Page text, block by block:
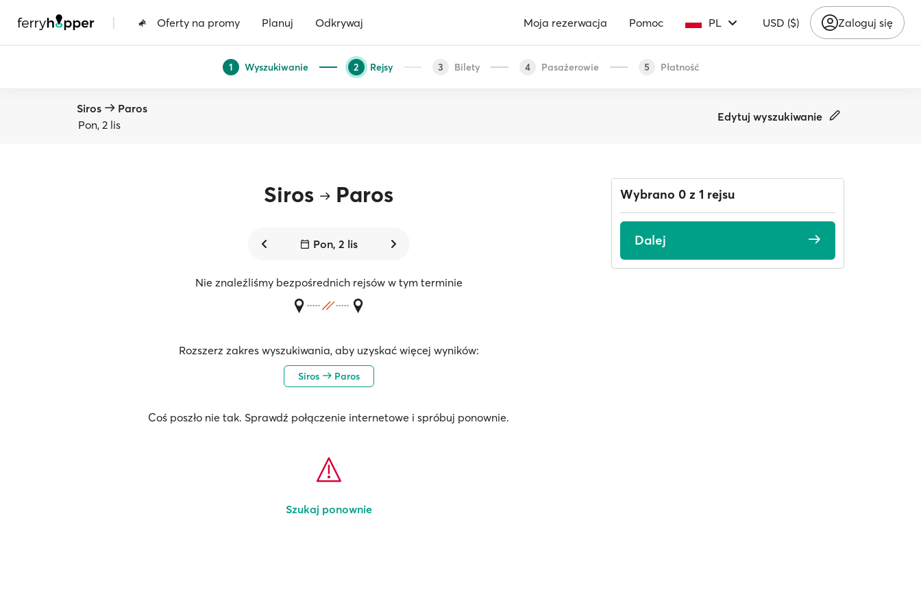
| Oferty na promy Planuj Odkrywaj Moja rezerwacja Pomoc PL USD ($) Zaloguj się
1 Wyszukiwanie 2 Rejsy 3 Bilety 4 Pasażerowie 5 Płatność
Siros
Paros
Pon, 2 lis
Edytuj wyszukiwanie
Siros Paros
Pon, 2 lis
Nie znaleźliśmy bezpośrednich rejsów w tym terminie
Rozszerz zakres wyszukiwania, aby uzyskać więcej wyników:
Siros Paros
Coś poszło nie tak. Sprawdź połączenie internetowe i spróbuj ponownie.
Szukaj ponownie
Wybrano 0 z 1 rejsu
Dalej